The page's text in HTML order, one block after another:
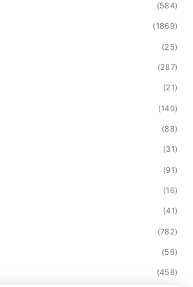
(584)
(1869)
(25)
(287)
(21)
(140)
(88)
(31)
(91)
(16)
(41)
(782)
(56)
(458)